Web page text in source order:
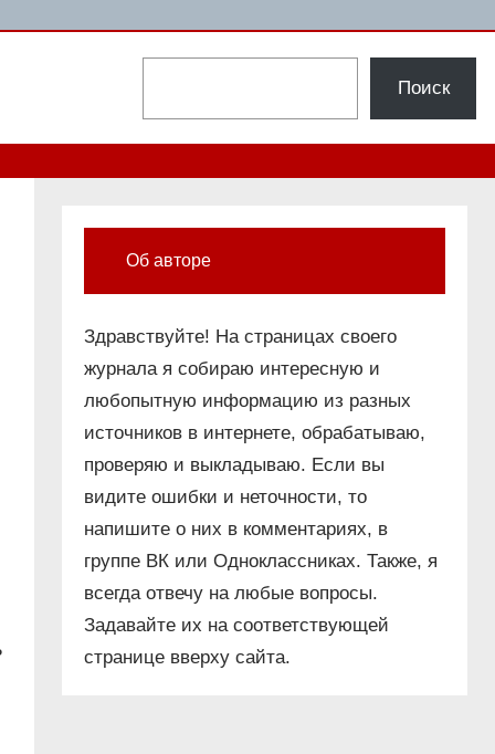
Поиск
Об авторе
Здравствуйте! На страницах своего
журнала я собираю интересную и
любопытную информацию из разных
источников в интернете, обрабатываю,
проверяю и выкладываю. Если вы
видите ошибки и неточности, то
напишите о них в комментариях, в
группе ВК или Одноклассниках. Также, я
всегда отвечу на любые вопросы.
Задавайте их на соответствующей
странице вверху сайта.